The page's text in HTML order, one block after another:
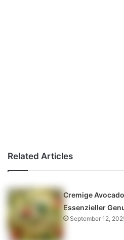
Related Articles
Cremige
Essenzieller
September 12,